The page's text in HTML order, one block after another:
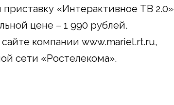
«Интерактивное ТВ 2.0»
цене – 1 990 рублей.
сайте компании www.mariel.rt.ru,
сети «Ростелекома».